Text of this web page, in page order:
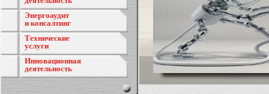
Энергоаудит
и консалтинг
Технические
услуги
Инновационная
деятельность